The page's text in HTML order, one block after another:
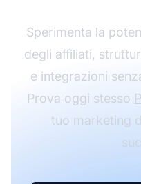
Sperimenta la
degli affiliati,
e integrazioni
Prova oggi stesso
tuo marketing